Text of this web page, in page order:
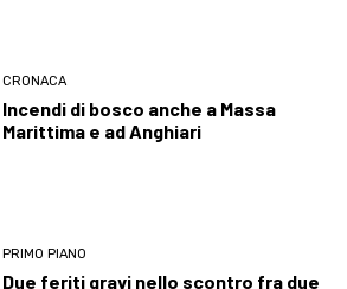
CRONACA
Incendi di bosco anche a Massa
Marittima e ad Anghiari
PRIMO PIANO
Due feriti gravi nello scontro fra due